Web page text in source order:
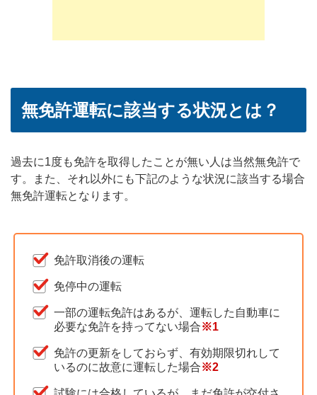
無免許運転に該当する状況とは？
過去に1度も免許を取得したことが無い人は当然無免許で
す。また、それ以外にも下記のような状況に該当する場合
無免許運転となります。
免許取消後の運転
免停中の運転
一部の運転免許はあるが、運転した自動車に
必要な免許を持ってない場合※1
免許の更新をしておらず、有効期限切れして
いるのに故意に運転した場合※2